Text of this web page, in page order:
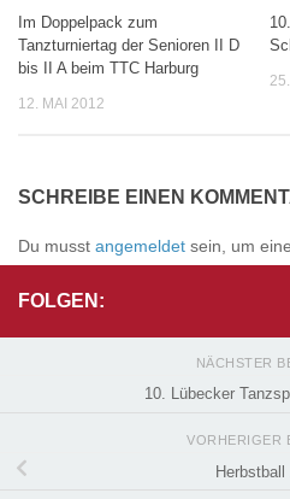
Im Doppelpack zum
Tanzturniertag der Senioren II D
bis II A beim TTC Harburg
12. MAI 2012
SCHREIBE EINEN
Du musst angemeldet sein, um
FOLGEN:
NÄCHSTER
10. Lübecker
VORHERIGER
Herbstball